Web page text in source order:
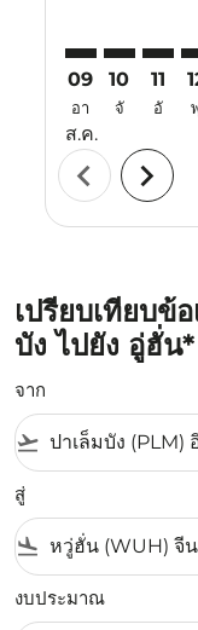
09
อา
ส.ค.
10
จั
11
อั
chevron_left chevron_right
เปรียบเทียบข้
บัง ไปยัง อู่ฮั่น*
จาก
flight_takeoff
สู่
flight_land
งบประมาณ